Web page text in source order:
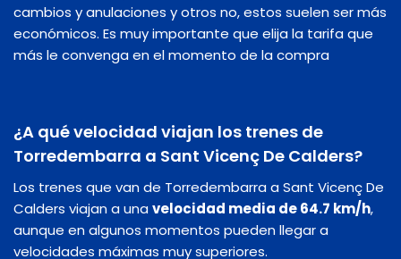
cambios y anulaciones y otros no, estos suelen ser más
económicos. Es muy importante que elija la tarifa que
más le convenga en el momento de la compra
¿A qué velocidad viajan los trenes de
Torredembarra a Sant Vicenç De Calders?
Los trenes que van de Torredembarra a Sant Vicenç De
Calders viajan a unavelocidad media de 64.7 km/h,
aunque en algunos momentos pueden llegar a
velocidades máximas muy superiores.